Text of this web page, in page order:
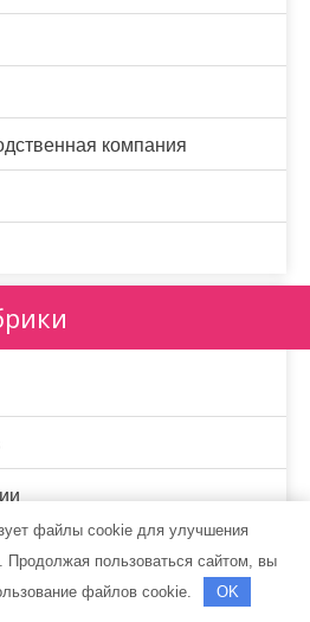
компания
файлы cookie для улучшения
Продолжая пользоваться сайтом, вы
файлов cookie.
OK